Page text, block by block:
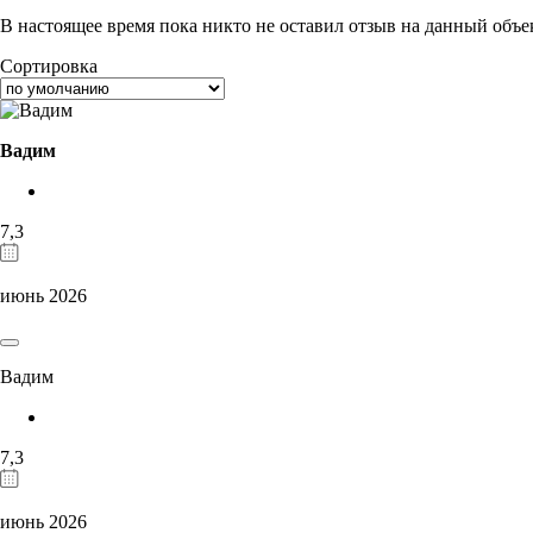
В настоящее время пока никто не оставил отзыв на данный
Сортировка
Вадим
7,3
июнь 2026
Вадим
7,3
июнь 2026